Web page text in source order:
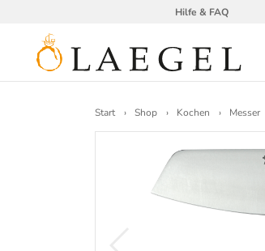
Hilfe & FAQ
Start Shop Kochen Messer